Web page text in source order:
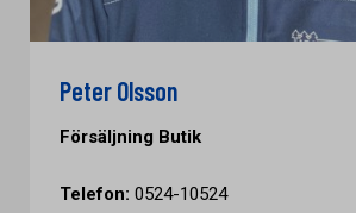
Peter Olsson
Försäljning Butik
Telefon: 0524-10524